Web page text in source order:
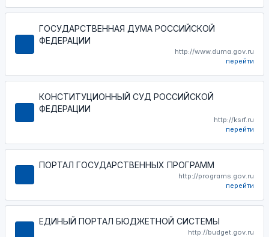
ГОСУДАРСТВЕННАЯ ДУМА РОССИЙСКОЙ
ФЕДЕРАЦИИ
http://www.duma.gov.ru
перейти
КОНСТИТУЦИОННЫЙ СУД РОССИЙСКОЙ
ФЕДЕРАЦИИ
http://ksrf.ru
перейти
ПОРТАЛ ГОСУДАРСТВЕННЫХ ПРОГРАММ
http://programs.gov.ru
перейти
ЕДИНЫЙ ПОРТАЛ БЮДЖЕТНОЙ СИСТЕМЫ
http://budget.gov.ru